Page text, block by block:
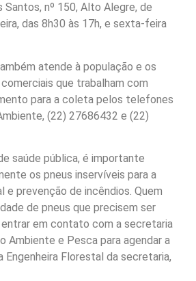
Santos, nº 150, Alto Alegre, de
das 8h30 às 17h, e sexta-feira
atende à população e os
que trabalham com
para a coleta pelos telefones
(22) 27686432 e (22)
saúde pública, é importante
os pneus inservíveis para a
e prevenção de incêndios. Quem
de pneus que precisem ser
em contato com a secretaria
Ambiente e Pesca para agendar a
Engenheira Florestal da secretaria,